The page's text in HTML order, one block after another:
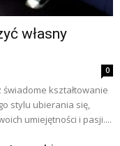
własny
0
kształtowanie
stylu ubierania się,
umiejętności i pasji....